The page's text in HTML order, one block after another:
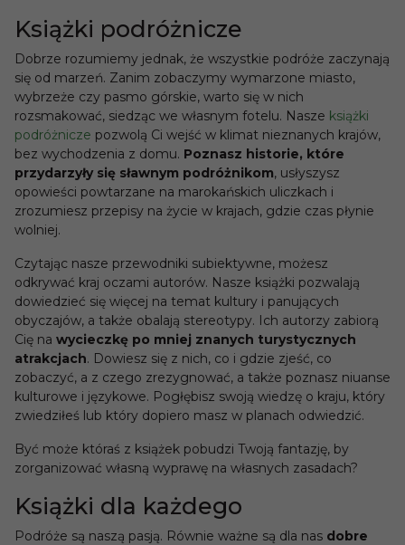
Książki podróżnicze
Dobrze rozumiemy jednak, że wszystkie podróże zaczynają
się od marzeń. Zanim zobaczymy wymarzone miasto,
wybrzeże czy pasmo górskie, warto się w nich
rozsmakować, siedząc we własnym fotelu. Nasze książki
podróżnicze pozwolą Ci wejść w klimat nieznanych krajów,
bez wychodzenia z domu. Poznasz historie, które
przydarzyły się sławnym podróżnikom, usłyszysz
opowieści powtarzane na marokańskich uliczkach i
zrozumiesz przepisy na życie w krajach, gdzie czas płynie
wolniej.
Czytając nasze przewodniki subiektywne, możesz
odkrywać kraj oczami autorów. Nasze książki pozwalają
dowiedzieć się więcej na temat kultury i panujących
obyczajów, a także obalają stereotypy. Ich autorzy zabiorą
Cię na wycieczkę po mniej znanych turystycznych
atrakcjach. Dowiesz się z nich, co i gdzie zjeść, co
zobaczyć, a z czego zrezygnować, a także poznasz niuanse
kulturowe i językowe. Pogłębisz swoją wiedzę o kraju, który
zwiedziłeś lub który dopiero masz w planach odwiedzić.
Być może któraś z książek pobudzi Twoją fantazję, by
zorganizować własną wyprawę na własnych zasadach?
Książki dla każdego
Podróże są naszą pasją. Równie ważne są dla nas dobre